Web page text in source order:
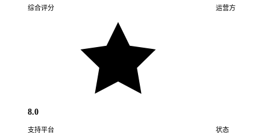
1.76 怀旧手游
综合评分
8.0
运营方
支持平台 状态